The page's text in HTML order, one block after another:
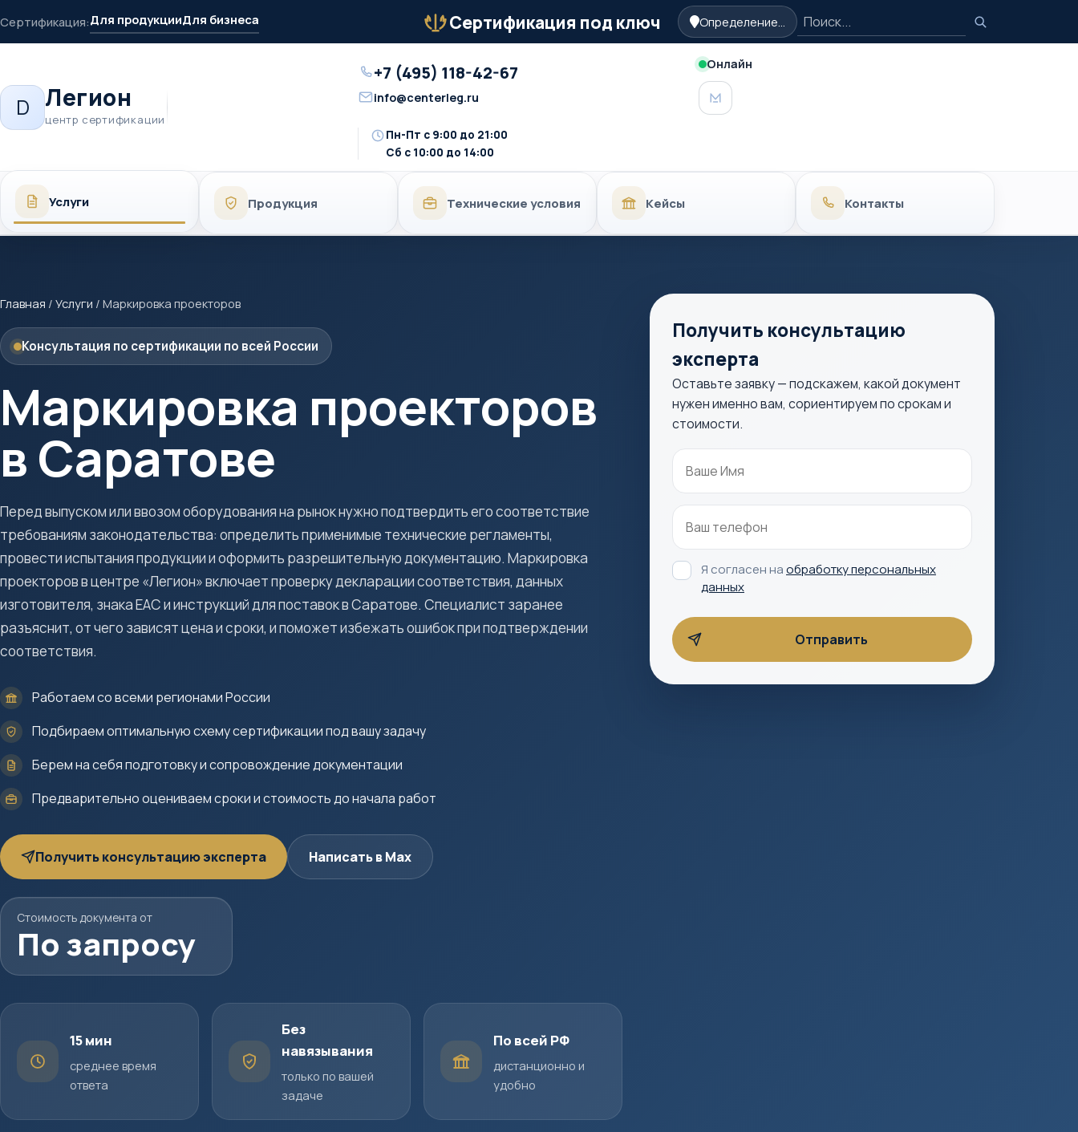
Сертификация:Для продукцииДля бизнеса
Бейдж
Сертификация под ключ Определение... Поиск
Поиск
D Легион
центр сертификации
Телефон
+7 (495) 118-42-67
Email
info@centerleg.ru
Онлайн
MAX
Время
работы
Пн-Пт с 9:00 до 21:00
Сб с 10:00 до 14:00
Услуги Продукция Технические условия Кейсы Контакты
Главная / Услуги / Маркировка проекторов
Консультация по сертификации по всей России
Маркировка проекторов
в Саратове
Перед выпуском или ввозом оборудования на рынок нужно подтвердить его соответствие
требованиям законодательства: определить применимые технические регламенты,
провести испытания продукции и оформить разрешительную документацию. Маркировка
проекторов в центре «Легион» включает проверку декларации соответствия, данных
изготовителя, знака ЕАС и инструкций для поставок в Саратове. Специалист заранее
разъяснит, от чего зависят цена и сроки, и поможет избежать ошибок при подтверждении
соответствия.
Работаем со всеми регионами России
Подбираем оптимальную схему сертификации под вашу задачу
Берем на себя подготовку и сопровождение документации
Предварительно оцениваем сроки и стоимость до начала работ
Получить консультацию эксперта Написать в Max
Стоимость документа от
По запросу
15 мин
среднее время
ответа
Без
навязывания
только по вашей
задаче
По всей РФ
дистанционно и
удобно
Получить консультацию
эксперта
Оставьте заявку — подскажем, какой документ
нужен именно вам, сориентируем по срокам и
стоимости.
Я согласен наобработку персональных
данных